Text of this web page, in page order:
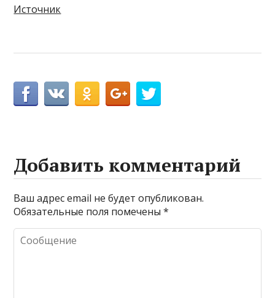
Источник
Добавить комментарий
Ваш адрес email не будет опубликован.
Обязательные поля помечены*